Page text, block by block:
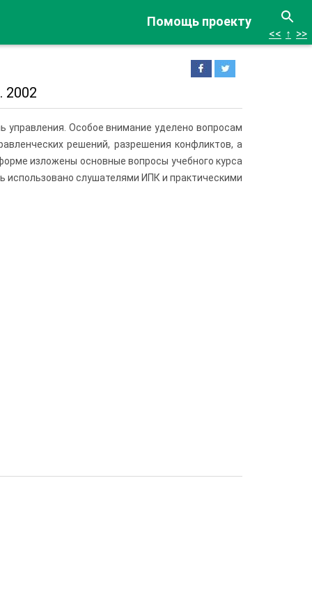
Помощь проекту
<< ↑ >>
2002
управления. Особое внимание уделено вопросам
решений, разрешения конфликтов, а
изложены основные вопросы учебного курса
слушателями ИПК и практическими